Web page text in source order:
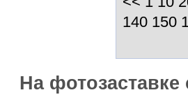
140 150
На